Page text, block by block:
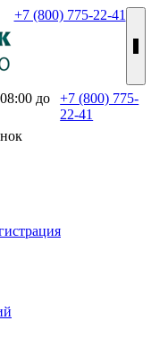
+7 (800) 775-22-41
до
+7 (800) 775-
22-41